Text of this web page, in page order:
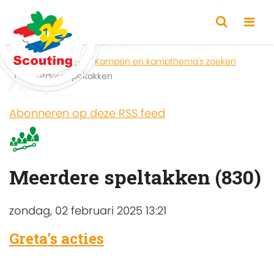
Home Zoeken
Kampen en kampthema's zoeken
Meerdere speltakken
Abonneren op deze RSS feed
Meerdere speltakken (830)
zondag, 02 februari 2025 13:21
Greta's acties